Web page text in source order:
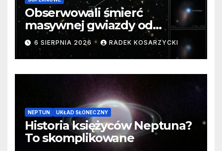
Obserwowali śmierć
masywnej gwiazdy od
samego początku. Niezwykle
cenne dane
6 SIERPNIA 2026 RADEK KOSARZYCKI
NEPTUN UKŁAD SŁONECZNY
Historia księżyców Neptuna?
To skomplikowane